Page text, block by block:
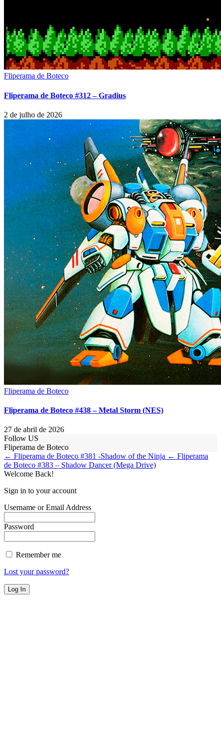
Fliperama de Boteco
Fliperama de Boteco #312 – Gradius
2 de julho de 2026
Fliperama de Boteco
Fliperama de Boteco #438 – Metal Storm (NES)
27 de abril de 2026
Follow US
Fliperama de Boteco
← Fliperama de Boteco #381 -Shadow of the Ninja ← Fliperama
de Boteco #383 – Shadow Dancer (Mega Drive)
Welcome Back!
Sign in to your account
Username or Email Address
Password
Remember me
Lost your password?